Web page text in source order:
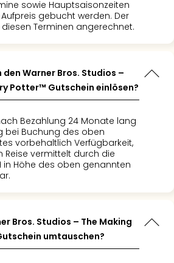
sowie Hauptsaisonzeiten
gebucht werden. Der
Terminen angerechnet.
den Warner Bros. Studios –
Potter™ Gutschein einlösen?
Bezahlung 24 Monate lang
bei Buchung des oben
vorbehaltlich Verfügbarkeit,
Reise vermittelt durch die
in Höhe des oben genannten
Bros. Studios – The Making
umtauschen?